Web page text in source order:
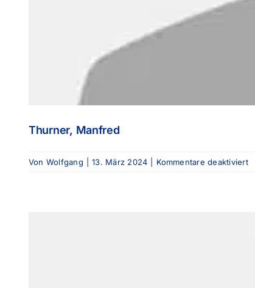
Thurner, Manfred
Von Wolfgang 13. März 2024 Kommentare deaktiviertfür